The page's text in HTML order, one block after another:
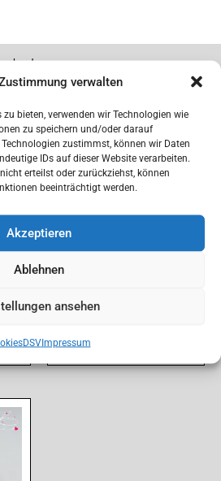
verwalten
bieten, verwenden wir Technologien wie
zu speichern und/oder darauf
zustimmst, können wir Daten
IDs auf dieser Website verarbeiten.
erteilst oder zurückziehst, können
beeinträchtigt werden.
Akzeptieren
Ablehnen
ansehen
DSVImpressumIn den Warenkorb